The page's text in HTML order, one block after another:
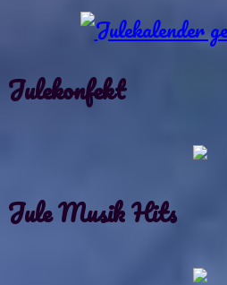
Julekonfekt
Jule Musik Hits